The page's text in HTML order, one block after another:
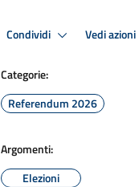
Condividi Vedi azioni
Categorie:
Referendum 2026
Argomenti:
Elezioni